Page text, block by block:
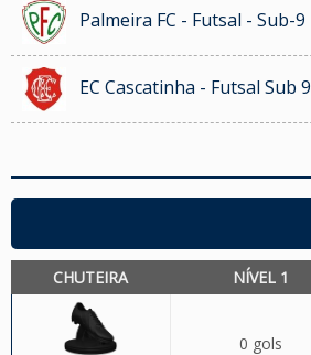
Palmeira FC - Futsal - Sub-9
EC Cascatinha - Futsal Sub 9
CHUTEIRA NÍVEL 1
0 gols